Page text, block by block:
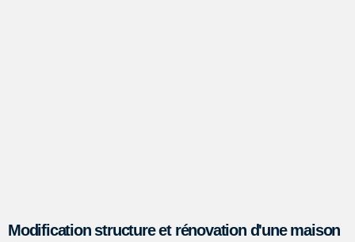
Modification structure et rénovation d'une maison